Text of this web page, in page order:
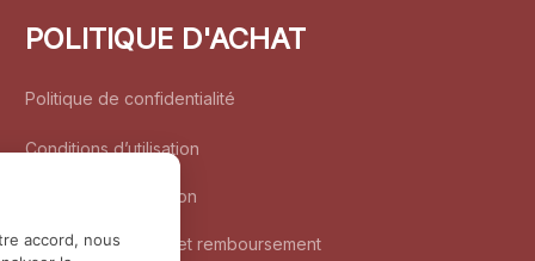
POLITIQUE D'ACHAT
Politique de confidentialité
Conditions d’utilisation
Politique d’expédition
Politique de retour et remboursement
accord, nous